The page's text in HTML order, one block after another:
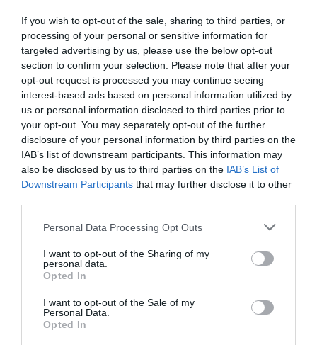
If you wish to opt-out of the sale, sharing to third parties, or
processing of your personal or sensitive information for
targeted advertising by us, please use the below opt-out
section to confirm your selection. Please note that after your
opt-out request is processed you may continue seeing
interest-based ads based on personal information utilized by
us or personal information disclosed to third parties prior to
your opt-out. You may separately opt-out of the further
disclosure of your personal information by third parties on the
IAB’s list of downstream participants. This information may
also be disclosed by us to third parties on the IAB’s List of
Downstream Participants that may further disclose it to other
Personal Data Processing Opt Outs
I want to opt-out of the Sharing of my
personal data.
Opted In
I want to opt-out of the Sale of my
Personal Data.
Opted In